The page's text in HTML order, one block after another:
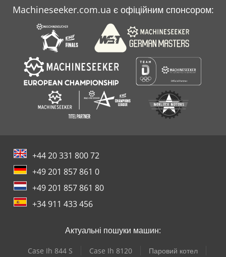
Machineseeker.com.ua є офіційним спонсором:
+44 20 331 800 72
+49 201 857 861 0
+49 201 857 861 80
+34 911 433 456
Актуальні пошуки машин:
Case Ih 844 S Case Ih 8120
Паровий котел